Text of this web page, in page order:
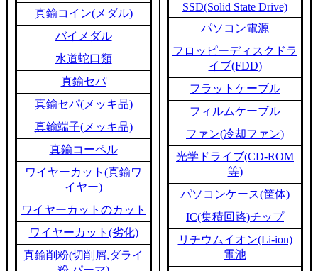
真鍮コイン(メダル)
バイメダル
水道蛇口類
真鍮セパ
真鍮セパ(メッキ品)
真鍮端子(メッキ品)
真鍮コーペル
ワイヤーカット(真鍮ワ
イヤー)
ワイヤーカットのカット
ワイヤーカット(劣化)
真鍮削粉(切削屑,ダライ
SSD(Solid State Drive)
パソコン電源
フロッピーディスクドラ
イブ(FDD)
フラットケーブル
フィルムケーブル
ファン(冷却ファン)
光学ドライブ(CD-ROM
等)
パソコンケース(筐体)
IC(集積回路)チップ
リチウムイオン(Li-ion)
電池